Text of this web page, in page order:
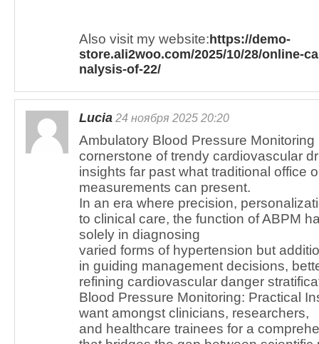
Also visit my website: https://demo-
store.ali2woo.com/2025/10/28/online-
nalysis-of-22/
Lucia 24 ноября 2025 20:20
Ambulatory Blood Pressure
cornerstone of trendy cardiovascular
insights far past what traditional office
measurements can present.
In an era where precision,
to clinical care, the function of ABPM
solely in diagnosing
varied forms of hypertension but
in guiding management decisions,
refining cardiovascular danger
Blood Pressure Monitoring: Practical
want amongst clinicians, researchers,
and healthcare trainees for a